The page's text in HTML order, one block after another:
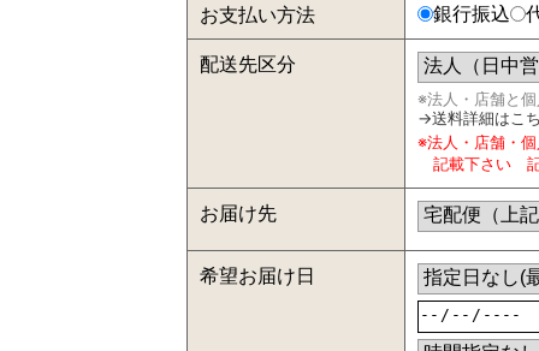
お支払い方法 銀行振込
配送先区分
※法人・店舗と
→送料詳細はこ
※法人・店舗・
記載下さい 記
お届け先
希望お届け日